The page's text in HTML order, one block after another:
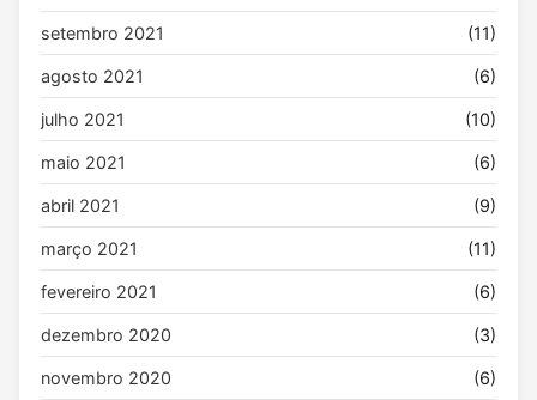
setembro 2021 (11)
agosto 2021 (6)
julho 2021 (10)
maio 2021 (6)
abril 2021 (9)
março 2021 (11)
fevereiro 2021 (6)
dezembro 2020 (3)
novembro 2020 (6)